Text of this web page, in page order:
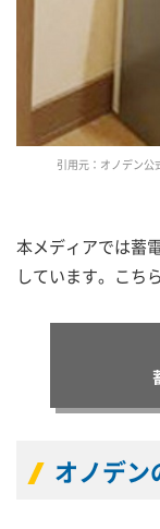
引用元：オノデン公
本メディアでは蓄
しています。こち
オノデン